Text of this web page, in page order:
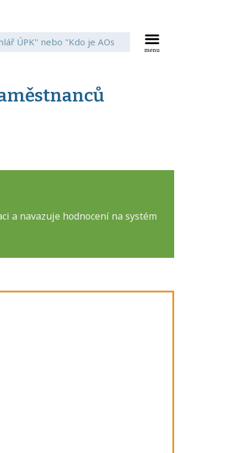
a navazuje hodnocení na systém